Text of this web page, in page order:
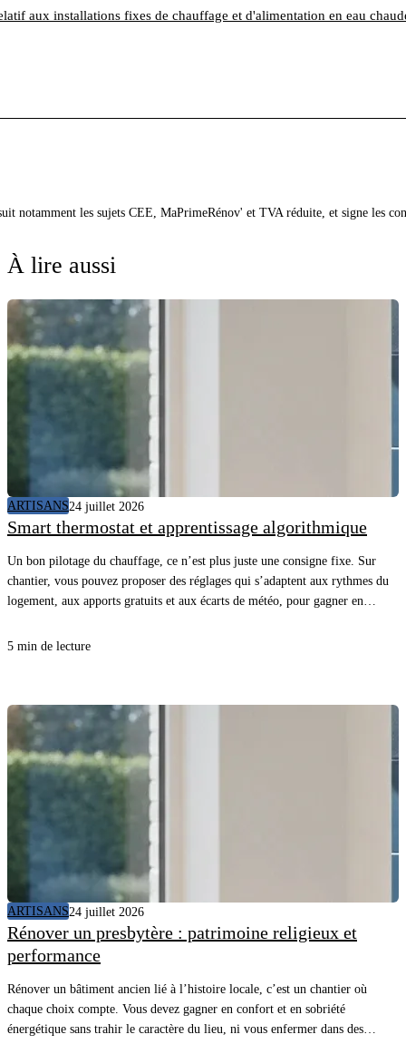
aux installations fixes de chauffage et d'alimentation en eau
notamment les sujets CEE, MaPrimeRénov' et TVA réduite, et signe les
À lire aussi
ARTISANS24 juillet 2026
Smart thermostat et apprentissage algorithmique
Un bon pilotage du chauffage, ce n’est plus juste une consigne fixe. Sur
chantier, vous pouvez proposer des réglages qui s’adaptent aux rythmes du
logement, aux apports gratuits et aux écarts de météo, pour gagner en
et quelles données il utilise, vous évitez les promesses floues, vous posez les
5 min de lecture
ARTISANS24 juillet 2026
Rénover un presbytère : patrimoine religieux et
performance
Rénover un bâtiment ancien lié à l’histoire locale, c’est un chantier où
chaque choix compte. Vous devez gagner en confort et en sobriété
énergétique sans trahir le caractère du lieu, ni vous enfermer dans des